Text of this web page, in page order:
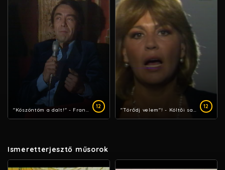
12
"Köszöntöm a dalt!" - Francia sanzonest
12
"Törődj velem"! - Költői sanzonok
Ismeretterjesztő műsorok